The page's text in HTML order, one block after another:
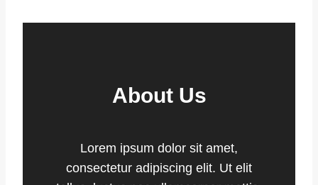
About Us
Lorem ipsum dolor sit amet,
consectetur adipiscing elit. Ut elit